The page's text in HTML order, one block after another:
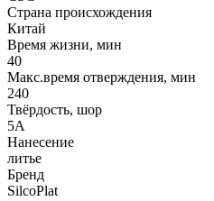
Страна происхождения
Китай
Время жизни, мин
40
Макс.время отверждения, мин
240
Твёрдость, шор
5А
Нанесение
литье
Бренд
SilcoPlat